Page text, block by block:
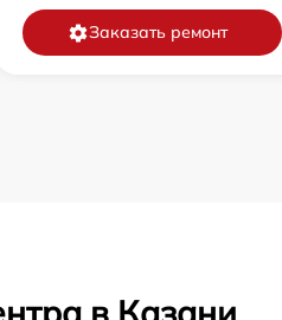
Заказать ремонт